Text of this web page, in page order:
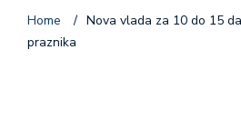
Home / Nova vlada za 10 do 15
praznika